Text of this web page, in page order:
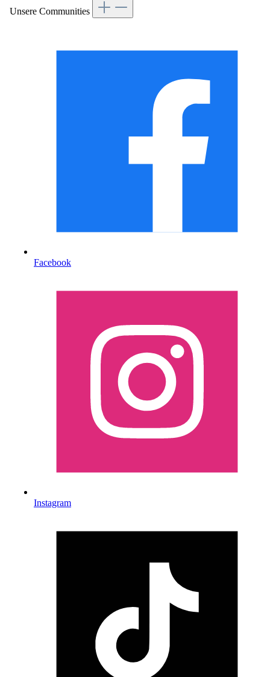
Unsere Communities
Facebook
Instagram